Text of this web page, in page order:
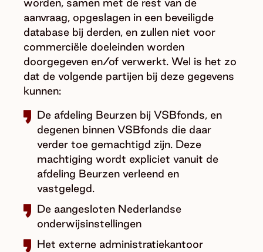
worden, samen met de rest van de
aanvraag, opgeslagen in een beveiligde
database bij derden, en zullen niet voor
commerciële doeleinden worden
doorgegeven en/of verwerkt. Wel is het zo
dat de volgende partijen bij deze gegevens
kunnen:
De afdeling Beurzen bij VSBfonds, en
degenen binnen VSBfonds die daar
verder toe gemachtigd zijn. Deze
machtiging wordt expliciet vanuit de
afdeling Beurzen verleend en
vastgelegd.
De aangesloten Nederlandse
onderwijsinstellingen
Het externe administratiekantoor